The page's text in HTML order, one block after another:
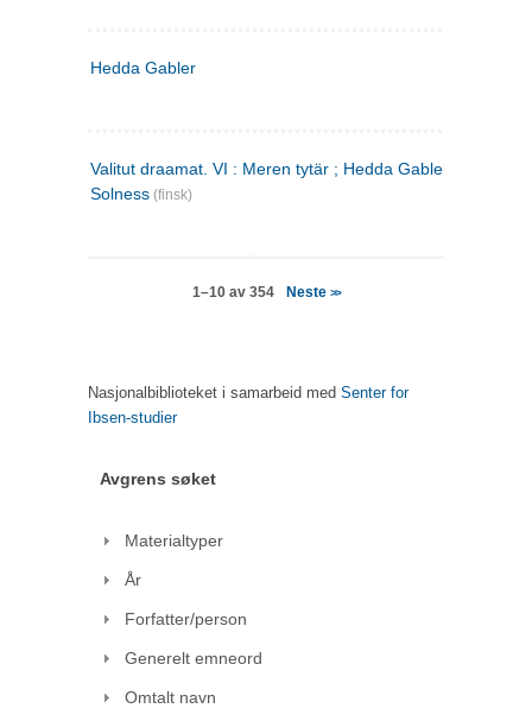
Hedda Gabler
Valitut draamat. VI : Meren tytär ; Hedda Gabler ;
Solness (finsk)
1–10 av 354 Neste >>
Nasjonalbiblioteket i samarbeid med Senter for
Ibsen-studier
Avgrens søket
Materialtyper
År
Forfatter/person
Generelt emneord
Omtalt navn